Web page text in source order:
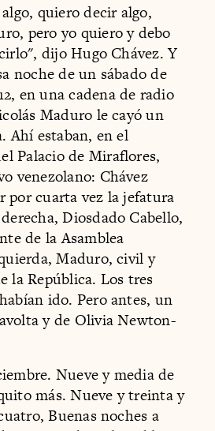
quiero decir algo,
pero yo quiero y debo
dijo Hugo Chávez. Y
noche de un sábado de
en una cadena de radio
Maduro le cayó un
Ahí estaban, en el
Palacio de Miraflores,
venezolano: Chávez
por cuarta vez la jefatura
Diosdado Cabello,
de la Asamblea
Maduro, civil y
la República. Los tres
ido. Pero antes, un
y de Olivia Newton-
Nueve y media de
más. Nueve y treinta y
Buenas noches a